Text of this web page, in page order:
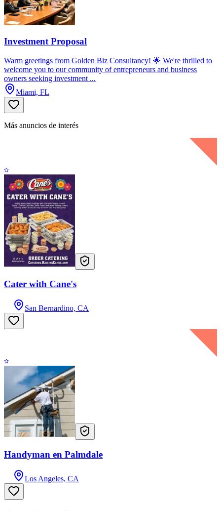
Investment Proposal
Warm greetings from Golden Biz Consultancy! 🌟 We're thrilled to
welcome you to our community of entrepreneurs and business
owners seeking investment ...
Miami, FL
Más anuncios de interés
Cater with Cane's
San Bernardino, CA
Handyman en Palmdale
Los Angeles, CA